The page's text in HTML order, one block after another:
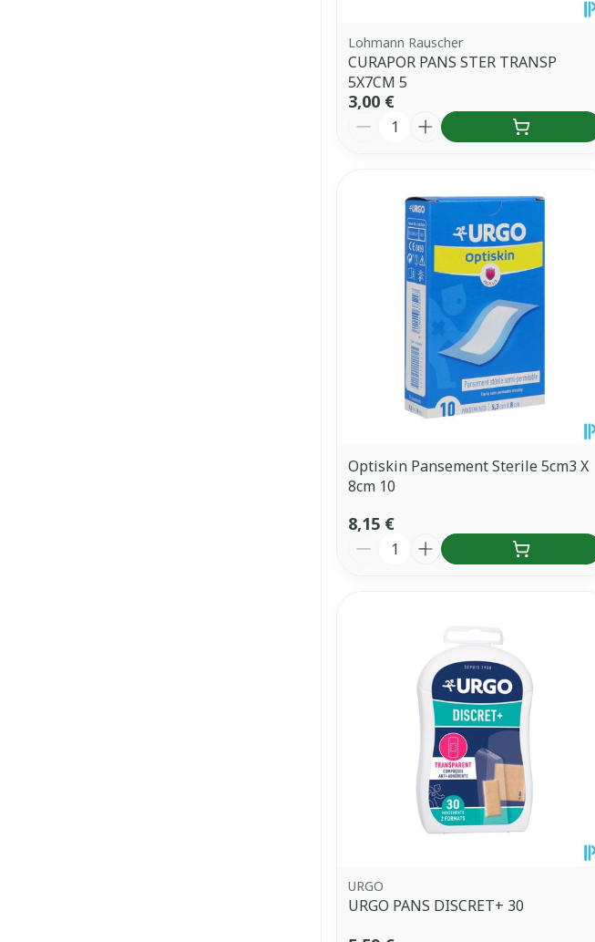
Lohmann Rauscher
CURAPOR PANS STER TRANSP
5X7CM 5
3,00 €
Quantité
Optiskin Pansement Sterile 5cm3 X
8cm 10
8,15 €
Quantité
URGO
URGO PANS DISCRET+ 30